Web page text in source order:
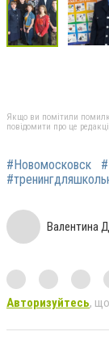
Якщо ви помітили
повідомити про це
#Новомосковск
Валентина
Авторизуйтесь,